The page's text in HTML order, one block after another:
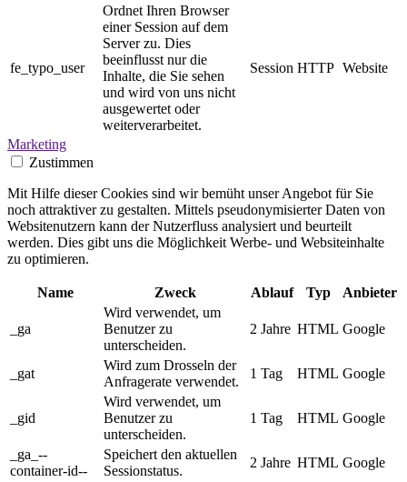
fe_typo_user
Ordnet Ihren Browser
einer Session auf dem
Server zu. Dies
beeinflusst nur die
Inhalte, die Sie sehen
und wird von uns nicht
ausgewertet oder
weiterverarbeitet.
Session HTTP Website
Marketing
Zustimmen
Mit Hilfe dieser Cookies sind wir bemüht unser Angebot für Sie
noch attraktiver zu gestalten. Mittels pseudonymisierter Daten von
Websitenutzern kann der Nutzerfluss analysiert und beurteilt
werden. Dies gibt uns die Möglichkeit Werbe- und Websiteinhalte
zu optimieren.
Name Zweck Ablauf Typ Anbieter
_ga
Wird verwendet, um
Benutzer zu
unterscheiden.
2 Jahre HTML Google
_gat
Wird zum Drosseln der
Anfragerate verwendet.
1 Tag HTML Google
_gid
Wird verwendet, um
Benutzer zu
unterscheiden.
1 Tag HTML Google
_ga_--
container-id--
Speichert den aktuellen
Sessionstatus.
2 Jahre HTML Google